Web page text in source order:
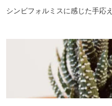
シンビフォルミスに感じた手応え